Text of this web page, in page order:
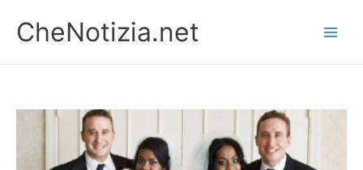
contenuto
CheNotizia.net